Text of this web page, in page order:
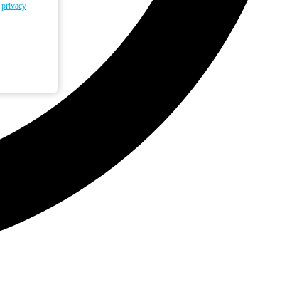
privacy